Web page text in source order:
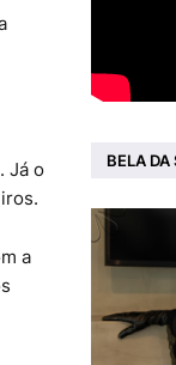
. Já o
a
BELA